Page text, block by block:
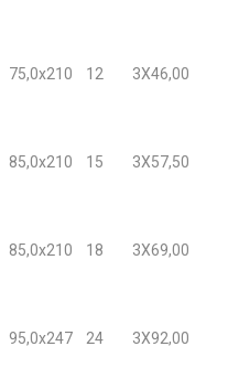
75,0x210 12 3X46,00
85,0x210 15 3X57,50
85,0x210 18 3X69,00
95,0x247 24 3X92,00